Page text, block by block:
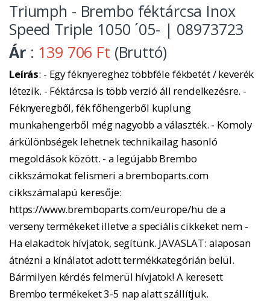
Triumph - Brembo féktárcsa Inox
Speed Triple 1050 ´05- | 08973723
Ár : 139 706 Ft (Bruttó)
Leírás: - Egy féknyereghez többféle fékbetét / keverék
létezik. - Féktárcsa is több verzió áll rendelkezésre. -
Féknyeregből, fék főhengerből kuplung
munkahengerből még nagyobb a választék. - Komoly
árkülönbségek lehetnek technikailag hasonló
megoldások között. - a legújabb Brembo
cikkszámokat felismeri a bremboparts.com
cikkszámalapú keresője:
https://www.bremboparts.com/europe/hu de a
verseny termékeket illetve a speciális cikkeket nem -
Ha elakadtok hívjatok, segítünk. JAVASLAT: alaposan
átnézni a kínálatot adott termékkategórián belül.
Bármilyen kérdés felmerül hívjatok! A keresett
Brembo termékeket 3-5 nap alatt szállítjuk.